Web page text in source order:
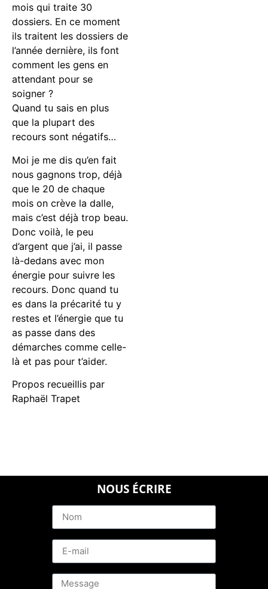
mois qui traite 30
dossiers. En ce moment
ils traitent les dossiers de
l’année dernière, ils font
comment les gens en
attendant pour se
soigner ?
Quand tu sais en plus
que la plupart des
recours sont négatifs…
Moi je me dis qu’en fait
nous gagnons trop, déjà
que le 20 de chaque
mois on crève la dalle,
mais c’est déjà trop beau.
Donc voilà, le peu
d’argent que j’ai, il passe
là-dedans avec mon
énergie pour suivre les
recours. Donc quand tu
es dans la précarité tu y
restes et l’énergie que tu
as passe dans des
démarches comme celle-
là et pas pour t’aider.
Propos recueillis par
Raphaël Trapet
NOUS ÉCRIRE